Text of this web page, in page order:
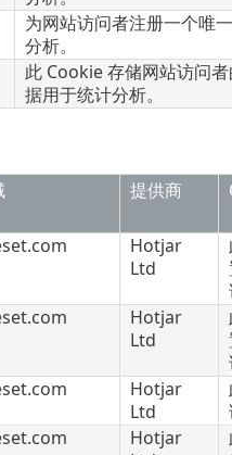
为网站访问者注册一个唯
分析。
此 Cookie 存储网站访问
据用于统计分析。
提供商
Hotjar
Ltd
Hotjar
Ltd
Hotjar
Ltd
Hotjar